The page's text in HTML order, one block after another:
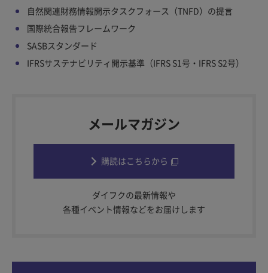
自然関連財務情報開示タスクフォース（TNFD）の提言
国際統合報告フレームワーク
SASBスタンダード
IFRSサステナビリティ開示基準（IFRS S1号・IFRS S2号）
メールマガジン
購読はこちらから
ダイフクの最新情報や
各種イベント情報などをお届けします